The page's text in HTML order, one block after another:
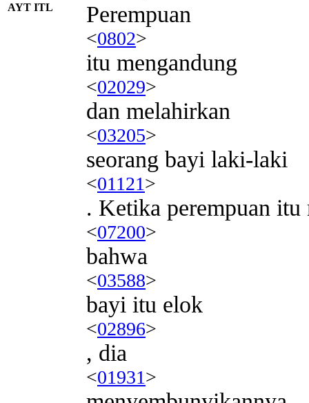
AYT ITL Perempuan
<0802>
itu mengandung
<02029>
dan melahirkan
<03205>
seorang bayi laki-laki
<01121>
. Ketika perempuan itu
<07200>
bahwa
<03588>
bayi itu elok
<02896>
, dia
<01931>